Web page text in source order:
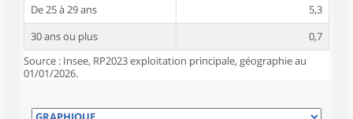
De 25 à 29 ans
5,3
30 ans ou plus
0,7
Source : Insee, RP2023 exploitation principale, géographie au
01/01/2026.